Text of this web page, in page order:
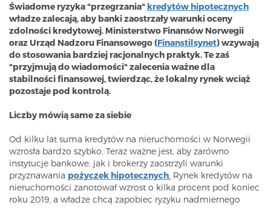
Świadome ryzyka "przegrzania" kredytów hipotecznych
władze zalecają, aby banki zaostrzały warunki oceny
zdolności kredytowej. Ministerstwo Finansów Norwegii
oraz Urząd Nadzoru Finansowego (Finanstilsynet) wzywają
do stosowania bardziej racjonalnych praktyk. Te zaś
"przyjmują do wiadomości" zalecenia ważne dla
stabilności finansowej, twierdząc, że lokalny rynek wciąż
pozostaje pod kontrolą.
Liczby mówią same za siebie
Od kilku lat suma kredytów na nieruchomości w Norwegii
wzrosła bardzo szybko. Teraz ważne jest, aby zarówno
instytucje bankowe, jak i brokerzy zaostrzyli warunki
przyznawania pożyczek hipotecznych. Rynek kredytów na
nieruchomości zanotował wzrost o kilka procent pod koniec
roku 2019, a władze chcą zapobiec ryzyku nadmiernego